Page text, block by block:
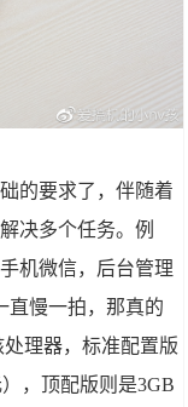
的要求了，伴随着
决多个任务。例
机微信，后台管理
直慢一拍，那真的
理器，标准配置版
，顶配版则是3GB